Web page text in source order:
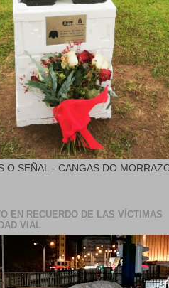
O SEÑAL - CANGAS DO
EN RECUERDO DE LAS VÍCTIMAS
VIAL